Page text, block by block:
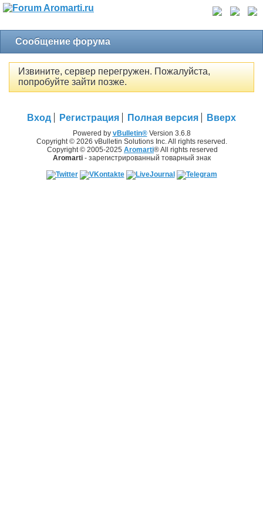
Сообщение форума
Извините, сервер перегружен. Пожалуйста,
попробуйте зайти позже.
Вход Регистрация Полная версия Вверх
Powered by vBulletin®Version 3.6.8
Copyright © 2026 vBulletin Solutions Inc. All rights reserved.
Copyright © 2005-2025 Aromarti® All rights reserved
Aromarti- зарегистрированный товарный знак